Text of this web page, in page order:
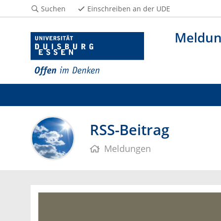
Suchen Einschreiben an der UDE
RSS-Beitrag
Meldungen